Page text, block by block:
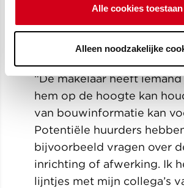
Alle cookies toestaan
Alleen noodzakelijke
, die voor dit
verhuur van de
“De makelaar heeft
hem op de hoogte kan
van bouwinformatie kan
Potentiële huurders
bijvoorbeeld vragen over
inrichting of afwerking. Ik
lijntjes met mijn collega’s